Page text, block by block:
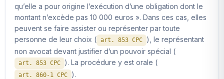
qu’elle a pour origine l’exécution d’une obligation dont le
montant n’excède pas 10 000 euros ». Dans ces cas, elles
peuvent se faire assister ou représenter par toute
personne de leur choix ( art. 853 CPC
), le représentant
non avocat devant justifier d’un pouvoir spécial (
art. 853 CPC ). La procédure y est orale (
art. 860-1 CPC ).